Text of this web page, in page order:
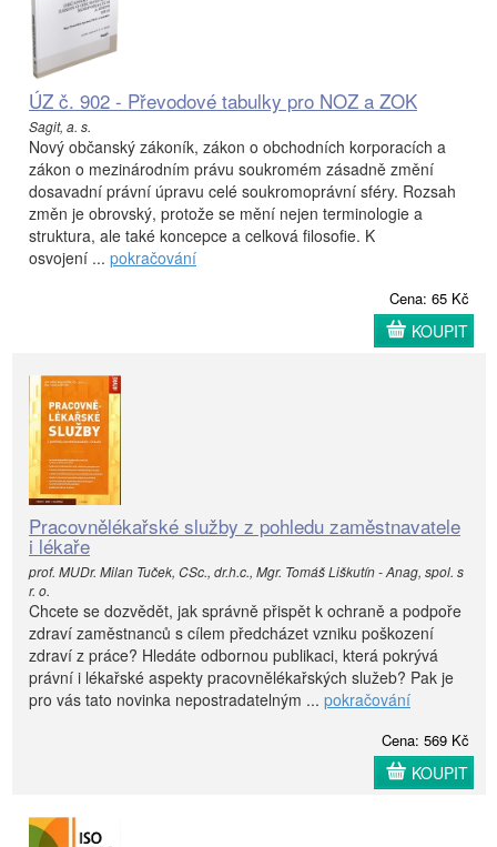
ÚZ č. 902 - Převodové tabulky pro NOZ a ZOK
Sagit, a. s.
Nový občanský zákoník, zákon o obchodních korporacích a
zákon o mezinárodním právu soukromém zásadně změní
dosavadní právní úpravu celé soukromoprávní sféry. Rozsah
změn je obrovský, protože se mění nejen terminologie a
struktura, ale také koncepce a celková filosofie. K
osvojení ... pokračování
Cena: 65 Kč
KOUPIT
Pracovnělékařské služby z pohledu zaměstnavatele
i lékaře
prof. MUDr. Milan Tuček, CSc., dr.h.c., Mgr. Tomáš Liškutín - Anag, spol. s
r. o.
Chcete se dozvědět, jak správně přispět k ochraně a podpoře
zdraví zaměstnanců s cílem předcházet vzniku poškození
zdraví z práce? Hledáte odbornou publikaci, která pokrývá
právní i lékařské aspekty pracovnělékařských služeb? Pak je
pro vás tato novinka nepostradatelným ... pokračování
Cena: 569 Kč
KOUPIT